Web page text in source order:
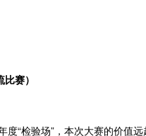
比赛）
度“检验场”，本次大赛的价值